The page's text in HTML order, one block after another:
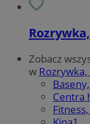
Zobacz
w
Centra
Fitness,